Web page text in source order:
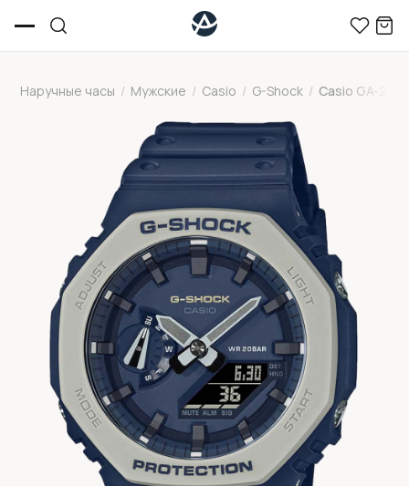
Наручные часы / Мужские / Casio / G-Shock / Casio GA-